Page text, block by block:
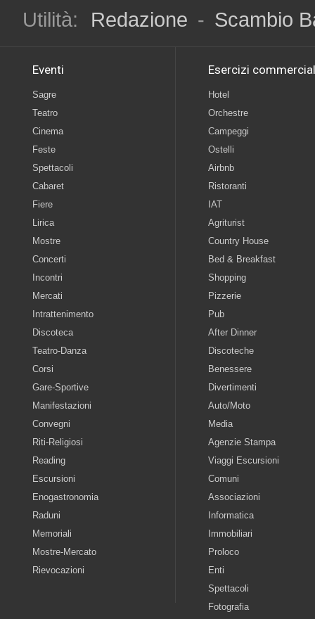
Utilità:
Redazione - Scambio
Eventi
Sagre
Teatro
Cinema
Feste
Spettacoli
Cabaret
Fiere
Lirica
Mostre
Concerti
Incontri
Mercati
Intrattenimento
Discoteca
Teatro-Danza
Corsi
Gare-Sportive
Manifestazioni
Convegni
Riti-Religiosi
Reading
Escursioni
Enogastronomia
Raduni
Memoriali
Mostre-Mercato
Rievocazioni
Esercizi
Hotel
Orchestre
Campeggi
Ostelli
Airbnb
Ristoranti
IAT
Agriturist
Country House
Bed & Breakfast
Shopping
Pizzerie
Pub
After Dinner
Discoteche
Benessere
Divertimenti
Auto/Moto
Media
Agenzie Stampa
Viaggi Escursioni
Comuni
Associazioni
Informatica
Immobiliari
Proloco
Enti
Spettacoli
Fotografia